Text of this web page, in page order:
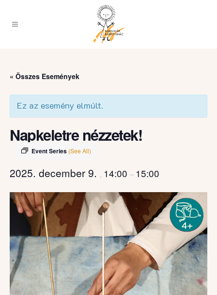
« Összes Események
Ez az esemény elmúlt.
Napkeletre nézzetek!
Event Series (See All)
2025. december 9. , 14:00 – 15:00